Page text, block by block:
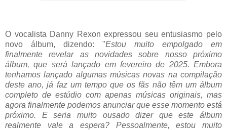
O vocalista Danny Rexon expressou seu entusiasmo pelo
novo álbum, dizendo: "Estou muito empolgado em
finalmente revelar as novidades sobre nosso próximo
álbum, que será lançado em fevereiro de 2025. Embora
tenhamos lançado algumas músicas novas na compilação
deste ano, já faz um tempo que os fãs não têm um álbum
completo de estúdio com apenas músicas originais, mas
agora finalmente podemos anunciar que esse momento está
próximo. E seria muito ousado dizer que este álbum
realmente vale a espera? Pessoalmente, estou muito